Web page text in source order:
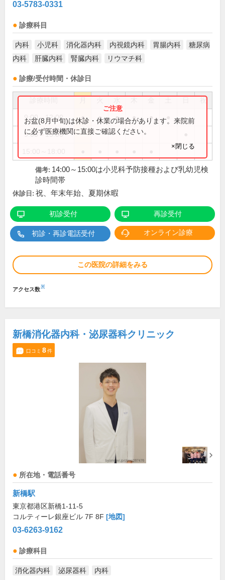
03-5783-0331
診療科目
内科 小児科 消化器内科 内視鏡内科 胃腸内科
糖尿病
内科
肝臓内科 腎臓内科 リウマチ科
診療/受付時間・休診日
祝
9:00～12:00 ● ● ● ● ●
9:00～13:00
お盆(8月中旬)は休診・休業の場合があります。来院前
に必ず医療機関に直接ご確認ください。
×閉じる
備考: 14:00～15:00は小児科予防接種および乳幼児検
診時間帯
休診日: 祝、年末年始、夏期休暇
初診受付 再診受付
初診・再診電話受付 オンライン診療
この医院の詳細をみる
アクセス数※
新橋消化器内科・泌尿器科クリニック
口コミ 8件
所在地・電話番号
新橋駅
東京都港区新橋1-11-5
コルティーレ銀座ビル 7F 8F [地図]
03-6263-9162
診療科目
消化器内科 泌尿器科 内科